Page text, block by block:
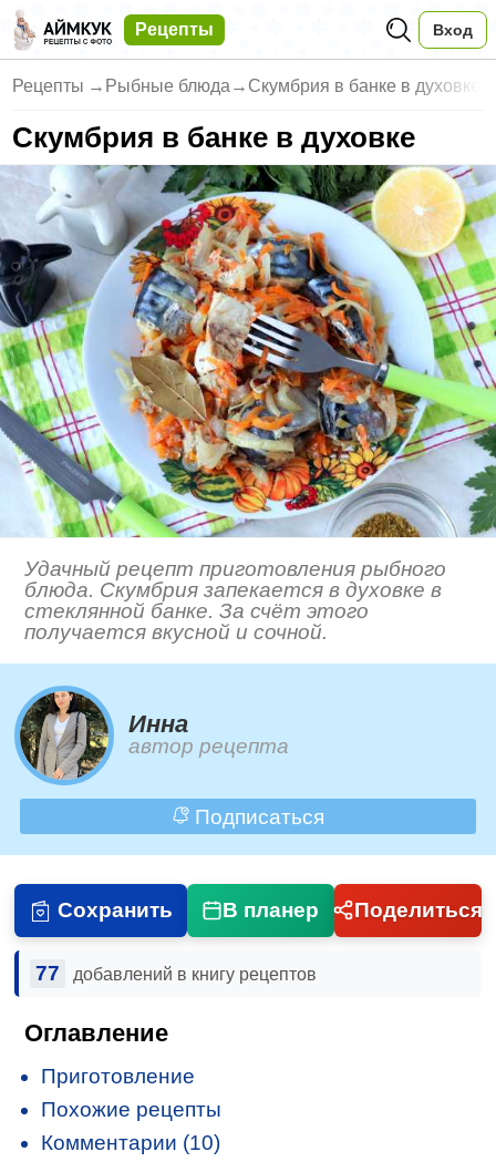
Рецепты Вход
Рецепты → Рыбные блюда → Скумбрия в банке в духовке
Скумбрия в банке в духовке
Удачный рецепт приготовления рыбного
блюда. Скумбрия запекается в духовке в
стеклянной банке. За счёт этого
получается вкусной и сочной.
Инна
автор рецепта
Подписаться
Сохранить В планер Поделиться
77 добавлений в книгу рецептов
Оглавление
Приготовление
Похожие рецепты
Комментарии (10)